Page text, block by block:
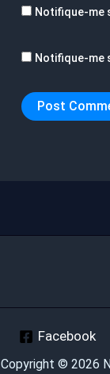
Notifique-me
Notifique-me
Facebook
Copyright © 2026